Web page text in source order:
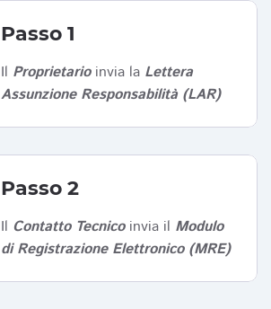
Passo 1
Il Proprietarioinvia la Lettera
Assunzione Responsabilità (LAR)
Passo 2
Il Contatto Tecnicoinvia il Modulo
di Registrazione Elettronico (MRE)